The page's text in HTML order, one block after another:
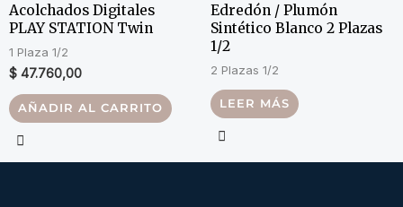
Acolchados Digitales
PLAY STATION Twin
1 Plaza 1/2
$ 47.760,00
AÑADIR AL CARRITO
Edredón / Plumón
Sintético Blanco 2 Plazas
1/2
2 Plazas 1/2
LEER MÁS